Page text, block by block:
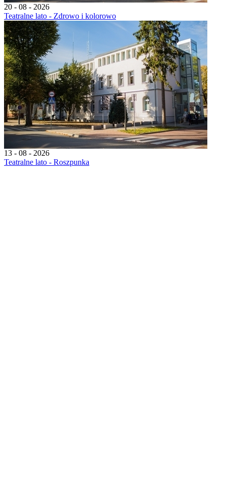
20 - 08 - 2026
Teatralne lato - Zdrowo i kolorowo
13 - 08 - 2026
Teatralne lato - Roszpunka